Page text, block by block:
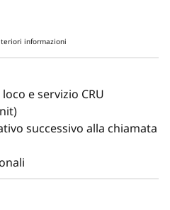
che ti permette di
la temperatura e la
stati di alimentazione
l'hardware è
informazioni
e servizio CRU
successivo alla chiamata